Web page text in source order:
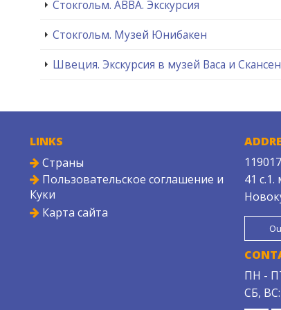
Стокгольм. ABBA. Экскурсия
Стокгольм. Музей Юнибакен
Швеция. Экскурсия в музей Васа и Скансен
LINKS
Страны
Пользовательское соглашение и
Куки
Карта сайта
41
ПН -
СБ,